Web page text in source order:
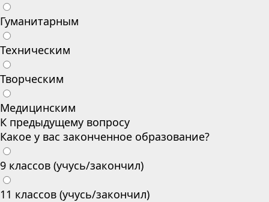
Гуманитарным
Техническим
Творческим
Медицинским
К предыдущему вопросу
Какое у вас законченное образование?
9 классов (учусь/закончил)
11 классов (учусь/закончил)